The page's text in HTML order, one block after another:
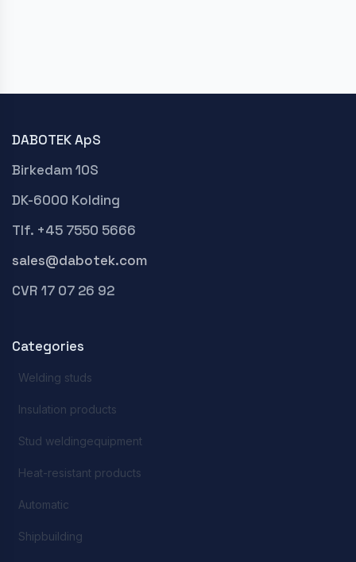
DABOTEK ApS
Birkedam 10S
DK-6000 Kolding
Tlf. +45 7550 5666
sales@dabotek.com
CVR 17 07 26 92
Categories
Welding studs
Insulation products
Stud weldingequipment
Heat-resistant products
Automatic
Shipbuilding